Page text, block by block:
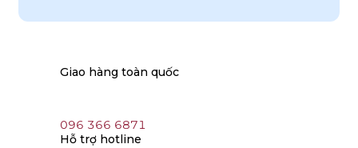
Giao hàng toàn quốc
096 366 6871
Hỗ trợ hotline